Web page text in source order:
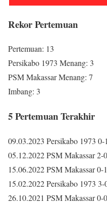
Rekor Pertemuan
Pertemuan: 13
Persikabo 1973 Menang: 3
PSM Makassar Menang: 7
Imbang: 3
5 Pertemuan Terakhir
09.03.2023 Persikabo 1973
05.12.2022 PSM Makassar
15.06.2022 PSM Makassar
15.02.2022 Persikabo 1973
26.10.2021 PSM Makassar